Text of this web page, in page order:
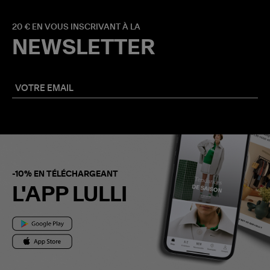
20 € EN VOUS INSCRIVANT À LA
NEWSLETTER
-10% EN TÉLÉCHARGEANT
L'APP LULLI